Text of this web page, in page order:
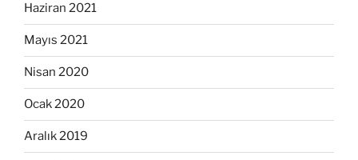
Haziran 2021
Mayıs 2021
Nisan 2020
Ocak 2020
Aralık 2019